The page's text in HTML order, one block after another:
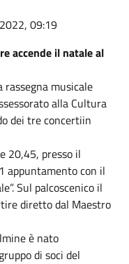
09:19
accende il natale al
rassegna musicale
alla Cultura
dei tre concertiin
20,45, presso il
appuntamento con il
Sul palcoscenico il
diretto dal Maestro
è nato
di soci del